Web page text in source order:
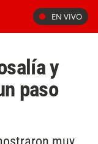
EN VIVO
y
paso
muy